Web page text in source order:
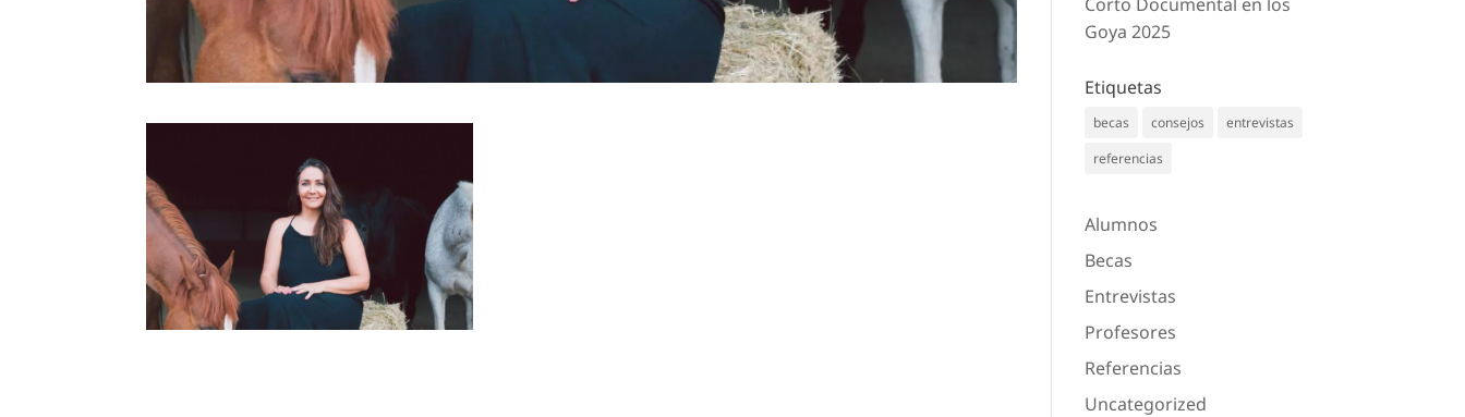
Goya 2025
Etiquetas
becas consejos
entrevistas
referencias
Alumnos
Becas
Entrevistas
Profesores
Referencias
Uncategorized